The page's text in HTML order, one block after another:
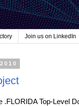
Join us on LinkedIn
Top-Level